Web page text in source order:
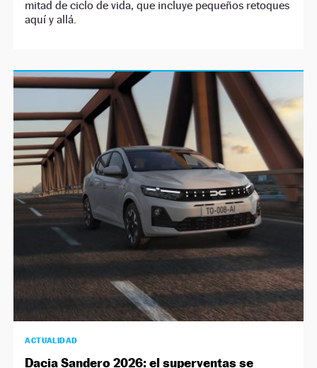
mitad de ciclo de vida, que incluye pequeños retoques
aquí y allá.
ACTUALIDAD
Dacia Sandero 2026: el superventas se